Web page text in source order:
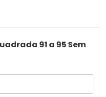
91 a 95 Sem